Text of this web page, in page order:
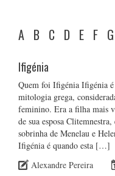
A B C D E F G
Ifigénia
Quem foi Ifigénia Ifigénia
mitologia grega,
feminino. Era a filha mais
de sua esposa
sobrinha de Menelau e
Ifigénia é quando esta […]
Alexandre Pereira